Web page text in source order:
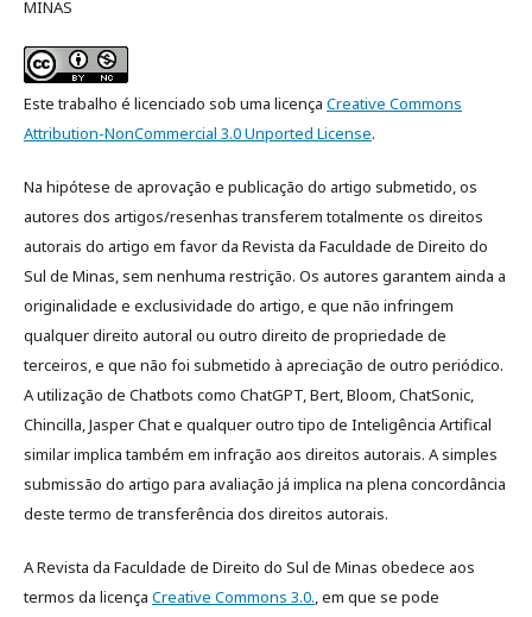
MINAS
Este trabalho é licenciado sob uma licença Creative Commons
Attribution-NonCommercial 3.0 Unported License.
Na hipótese de aprovação e publicação do artigo submetido, os
autores dos artigos/resenhas transferem totalmente os direitos
autorais do artigo em favor da Revista da Faculdade de Direito do
Sul de Minas, sem nenhuma restrição. Os autores garantem ainda a
originalidade e exclusividade do artigo, e que não infringem
qualquer direito autoral ou outro direito de propriedade de
terceiros, e que não foi submetido à apreciação de outro periódico.
A utilização de Chatbots como ChatGPT, Bert, Bloom, ChatSonic,
Chincilla, Jasper Chat e qualquer outro tipo de Inteligência Artifical
similar implica também em infração aos direitos autorais. A simples
submissão do artigo para avaliação já implica na plena concordância
deste termo de transferência dos direitos autorais.
A Revista da Faculdade de Direito do Sul de Minas obedece aos
termos da licença Creative Commons 3.0., em que se pode